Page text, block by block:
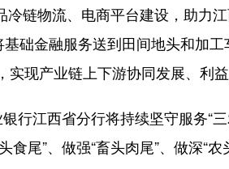
物流、电商平台建设，助力江
基础金融服务送到田间地头和加
现产业链上下游协同发展、利益
江西省分行将持续坚守服务“
食尾”、做强“畜头肉尾”、做深“